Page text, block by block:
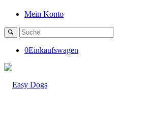
Mein Konto
0Einkaufswagen